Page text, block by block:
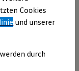
über die
Co. KG als
Inhalten
Webseite
Cookies
und unserer
durch